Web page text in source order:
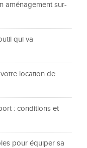
aménagement sur-
qui va
location de
: conditions et
pour équiper sa